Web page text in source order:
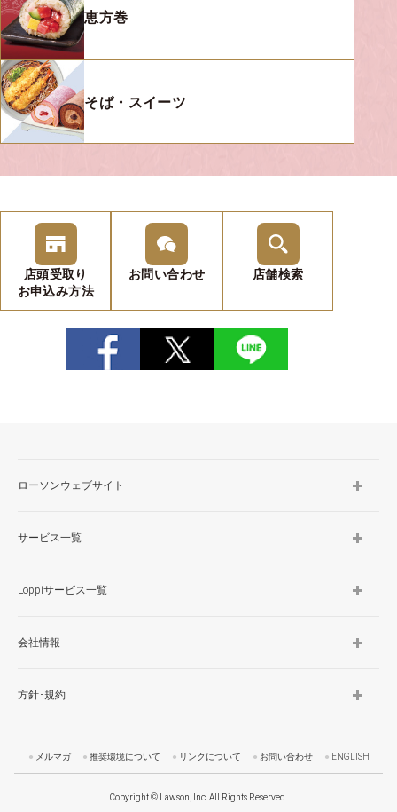
恵方巻
そば・スイーツ
店頭受取り
お申込み方法
お問い合わせ 店舗検索
ローソンウェブサイト
サービス一覧
Loppiサービス一覧
会社情報
方針･規約
メルマガ 推奨環境について リンクについて お問い合わせ ENGLISH
Copyright © Lawson, Inc. All Rights Reserved.